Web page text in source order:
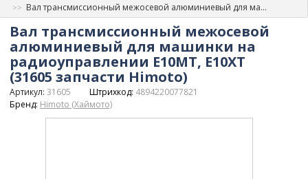
Информация о компании
About Company
Обзоры
Категории
Вал трансмиссионный межосевой алюминиевый для машинки на радиоуправлении E10MT, E10XT (31605 запчасти Himoto)
Вал трансмиссионный межосевой
алюминиевый для машинки на
радиоуправлении E10MT, E10XT
(31605 запчасти Himoto)
Артикул: 31605 Штрихкод: 4894220077821
Бренд: Himoto (Хаймото)